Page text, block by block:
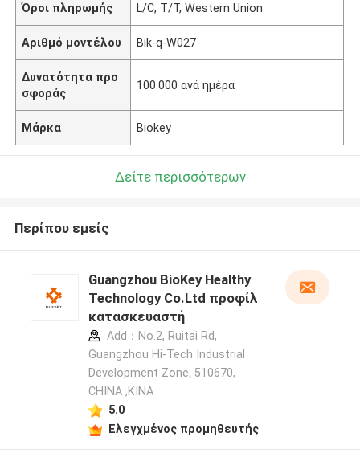
Όροι πληρωμής L/C, T/T, Western Union
Αριθμό μοντέλου Bik-q-W027
Δυνατότητα προ
σφοράς
100.000 ανά ημέρα
Μάρκα Biokey
Δείτε περισσότερων
Περίπου εμείς
Guangzhou BioKey Healthy
Technology Co.Ltd προφίλ
κατασκευαστή
Add：No.2, Ruitai Rd,
Guangzhou Hi-Tech Industrial
Development Zone, 510670,
CHINA ,ΚΙΝΑ
5.0
Ελεγχμένος προμηθευτής